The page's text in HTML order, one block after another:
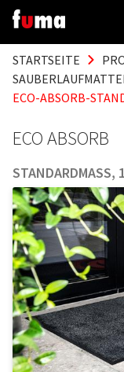
STARTSEITE
ECO-ABSORB-
ECO ABSORB
STANDARDMASS,